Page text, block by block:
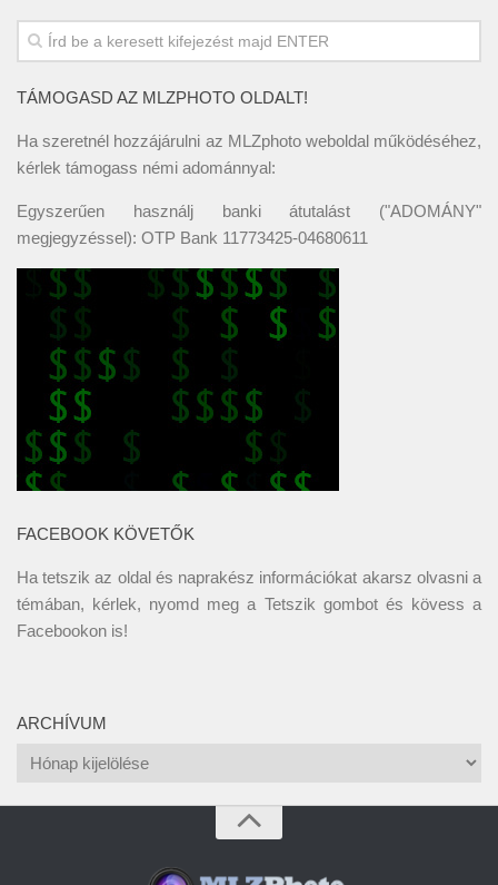
TÁMOGASD AZ MLZPHOTO OLDALT!
Ha szeretnél hozzájárulni az MLZphoto weboldal működéséhez,
kérlek támogass némi adománnyal:
Egyszerűen használj banki átutalást ("ADOMÁNY"
megjegyzéssel): OTP Bank 11773425-04680611
FACEBOOK KÖVETŐK
Ha tetszik az oldal és naprakész információkat akarsz olvasni a
témában, kérlek, nyomd meg a Tetszik gombot és kövess a
Facebookon is!
ARCHÍVUM
Archívum